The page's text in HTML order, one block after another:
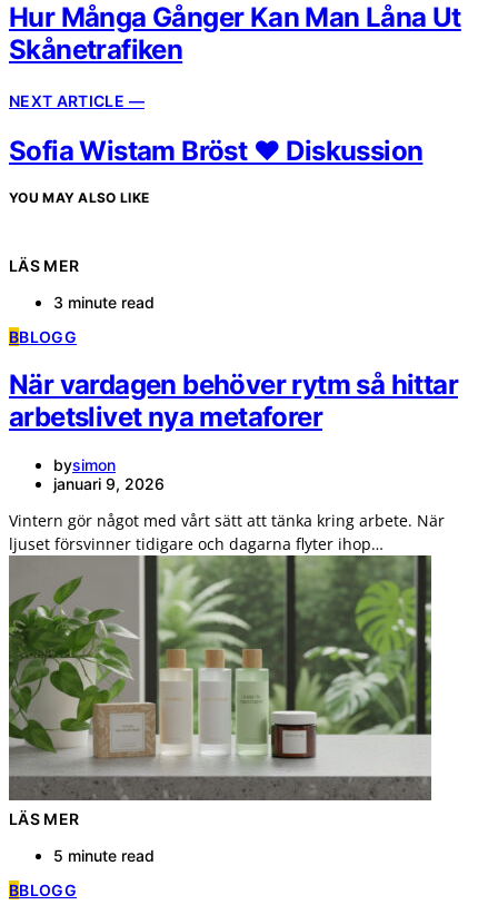
Hur Många Gånger Kan Man Låna Ut
Skånetrafiken
NEXT ARTICLE —
Sofia Wistam Bröst ❤️ Diskussion
YOU MAY ALSO LIKE
LÄS MER
3 minute read
BBLOGG
När vardagen behöver rytm så hittar
arbetslivet nya metaforer
bysimon
januari 9, 2026
Vintern gör något med vårt sätt att tänka kring arbete. När
ljuset försvinner tidigare och dagarna flyter ihop…
LÄS MER
5 minute read
BBLOGG